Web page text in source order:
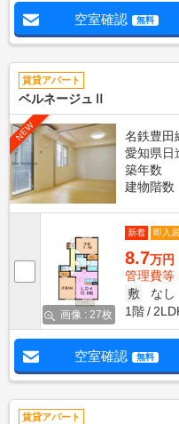
空室確認 無料
賃貸アパート
ベルネージュⅡ
NEW
名鉄豊田
愛知県日
築年数
建物階数
画像 : 27枚
新着 即入居
8.7万円
管理費等
敷
なし
1階
空室確認 無料
賃貸アパート